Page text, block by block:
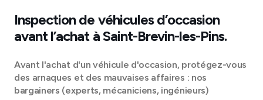
Inspection de véhicules d’occasion
avant l’achat àSaint-Brevin-les-Pins.
Avant l'achat d'un véhicule d'occasion, protégez-vous
des arnaques et des mauvaises affaires : nos
bargainers (experts, mécaniciens, ingénieurs)